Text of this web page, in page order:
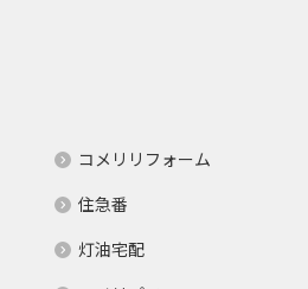
コメリリフォーム
住急番
灯油宅配